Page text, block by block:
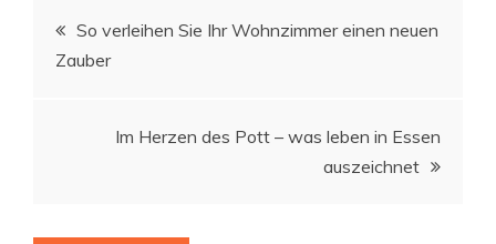
Beitragsnavigation
So verleihen Sie Ihr Wohnzimmer einen neuen
Zauber
Im Herzen des Pott – was leben in Essen
auszeichnet